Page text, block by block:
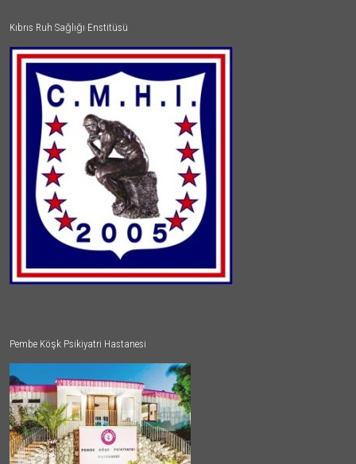
Kıbrıs Ruh Sağlığı Enstitüsü
Pembe Köşk Psikiyatri Hastanesi